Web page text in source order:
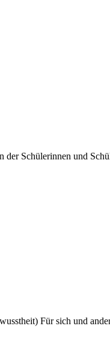
der Schülerinnen und
Für sich und